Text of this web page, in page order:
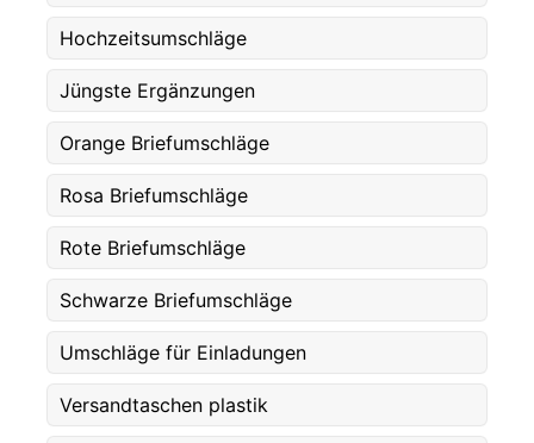
Hochzeitsumschläge
Jüngste Ergänzungen
Orange Briefumschläge
Rosa Briefumschläge
Rote Briefumschläge
Schwarze Briefumschläge
Umschläge für Einladungen
Versandtaschen plastik